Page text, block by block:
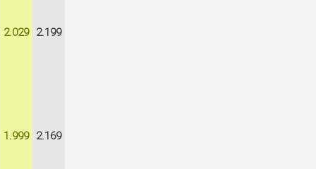
2.029 2.199
1.999 2.169